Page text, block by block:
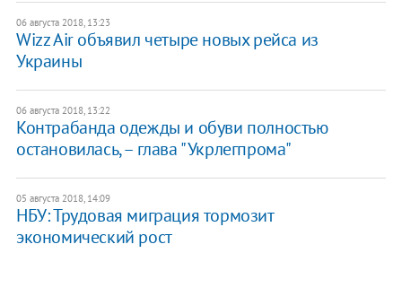
06 августа 2018, 13:23
Wizz Air объявил четыре новых рейса из
Украины
06 августа 2018, 13:22
Контрабанда одежды и обуви полностью
остановилась, – глава "Укрлегпрома"
05 августа 2018, 14:09
НБУ: Трудовая миграция тормозит
экономический рост